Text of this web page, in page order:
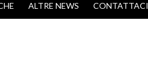
ALTRE NEWS CONTATTACI